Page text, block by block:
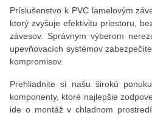
Príslušenstvo k PVC lamelovým
ktorý zvyšuje efektivitu priestoru,
závesov. Správnym výberom
upevňovacích systémov
kompromisov.
Prehliadnite si našu širokú
komponenty, ktoré najlepšie
ide o montáž v chladnom